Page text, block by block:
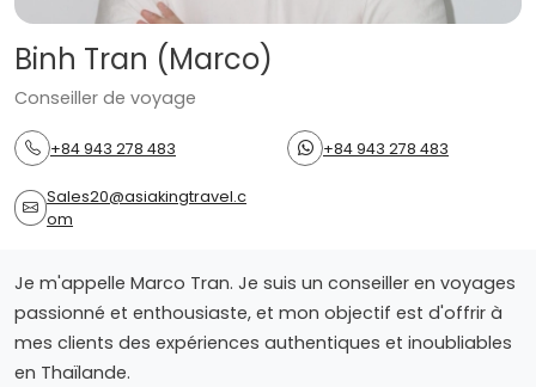
Binh Tran (Marco)
Conseiller de voyage
+84 943 278 483 +84 943 278 483
Sales20@asiakingtravel.c
om
Je m'appelle Marco Tran. Je suis un conseiller en voyages
passionné et enthousiaste, et mon objectif est d'offrir à
mes clients des expériences authentiques et inoubliables
en Thaïlande.